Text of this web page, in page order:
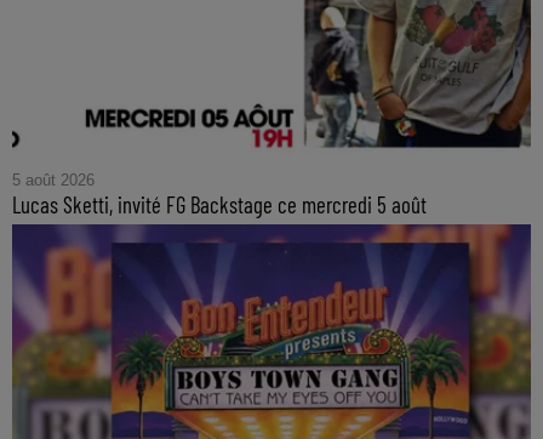
5 août 2026
Lucas Sketti, invité FG Backstage ce mercredi 5 août